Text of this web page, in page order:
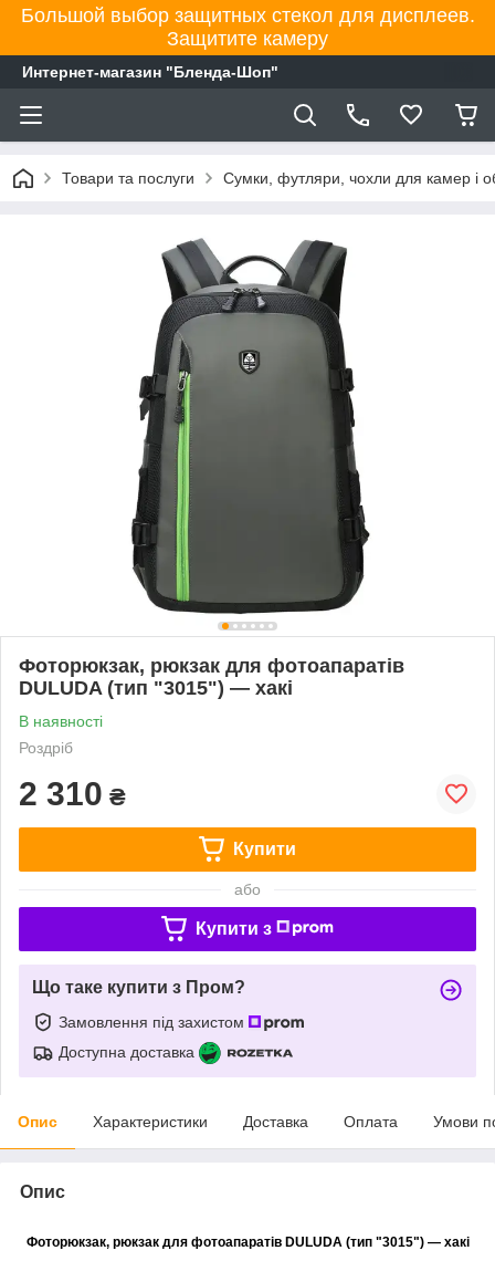
Большой выбор защитных стекол для дисплеев.
Защитите камеру
Интернет-магазин "Бленда-Шоп"
Товари та послуги Сумки, футляри, чохли для камер і
Фоторюкзак, рюкзак для фотоапаратів
DULUDA (тип "3015") — хакі
В наявності
Роздріб
2 310 ₴
Купити
або
Купити з
Що таке купити з Пром?
Замовлення під захистом
Доступна доставка
Опис Характеристики Доставка Оплата Умови
Опис
Фоторюкзак, рюкзак для фотоапаратів DULUDA (тип "3015") — хакі